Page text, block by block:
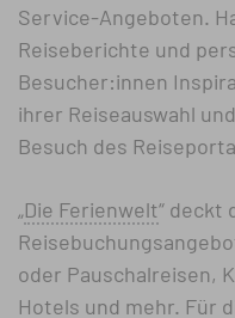
Service-Angeboten.
Reiseberichte und
Besucher:innen
ihrer Reiseauswahl
Besuch des
„Die Ferienwelt“ deckt
oder Pauschalreisen,
Hotels und mehr. Für